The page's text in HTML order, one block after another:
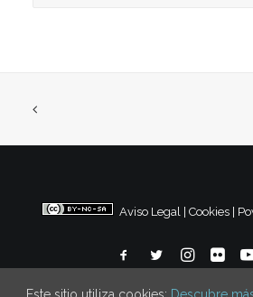
Aviso Legal Cookies